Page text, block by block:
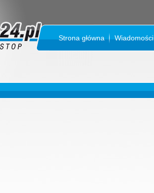
Strona główna Wiadomości